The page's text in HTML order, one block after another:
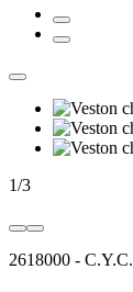
1/3
2618000 -